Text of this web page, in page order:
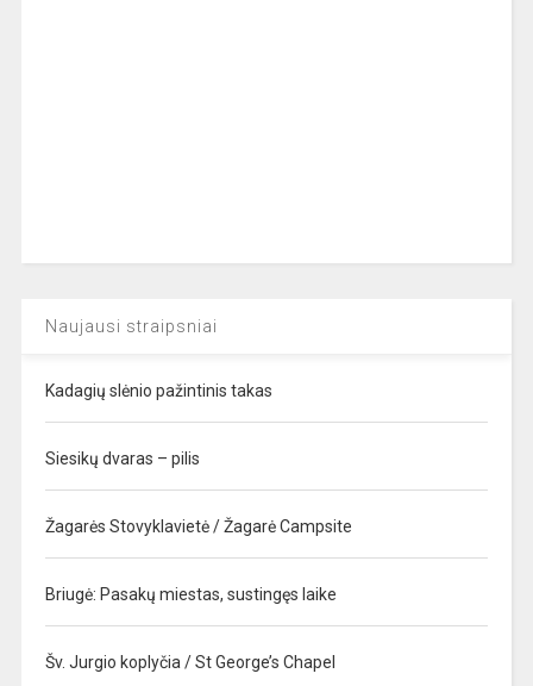
Naujausi straipsniai
Kadagių slėnio pažintinis takas
Siesikų dvaras – pilis
Žagarės Stovyklavietė / Žagarė Campsite
Briugė: Pasakų miestas, sustingęs laike
Šv. Jurgio koplyčia / St George’s Chapel